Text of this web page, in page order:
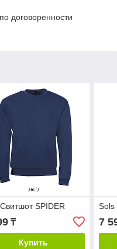
договоренности
SPIDER
₸
Купить
Sols
7